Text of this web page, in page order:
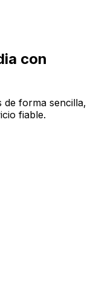
con
de forma sencilla,
fiable.